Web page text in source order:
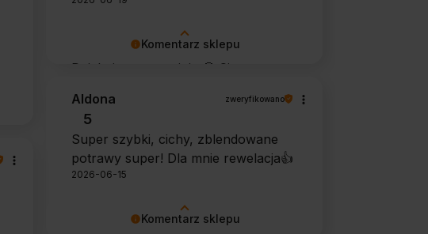
Komentarz sklepu
Dziękujemy za opinię 🙂 Cieszymy
potwierdził swoją skuteczność.
Komentarz sklepu
Aldona zweryfikowano
5
Super szybki, cichy, zblendowane
potrawy super! Dla mnie rewelacja👍️
2026-06-15